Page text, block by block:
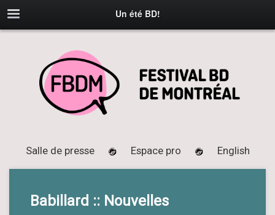
Un été BD!
Salle de presse Espace pro English
Babillard :: Nouvelles